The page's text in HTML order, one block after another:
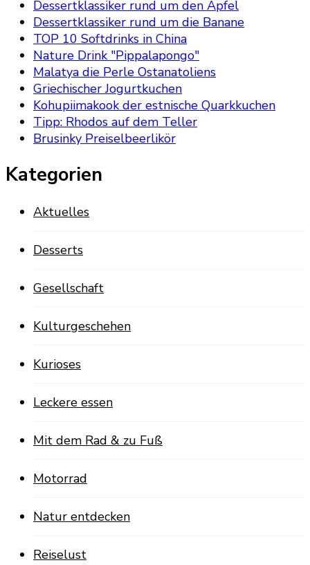
Dessertklassiker rund um den Apfel
Dessertklassiker rund um die Banane
TOP 10 Softdrinks in China
Nature Drink "Pippalapongo"
Malatya die Perle Ostanatoliens
Griechischer Jogurtkuchen
Kohupiimakook der estnische Quarkkuchen
Tipp: Rhodos auf dem Teller
Brusinky Preiselbeerlikör
Kategorien
Aktuelles
Desserts
Gesellschaft
Kulturgeschehen
Kurioses
Leckere essen
Mit dem Rad & zu Fuß
Motorrad
Natur entdecken
Reiselust